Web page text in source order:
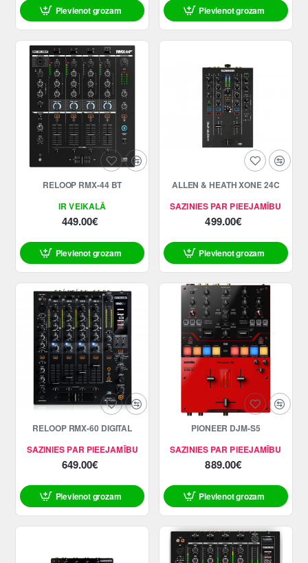
Pievienot grozam Pievienot grozam
IR VEIKALĀ
RELOOP RMX-44 BT
449.00€
Pievienot grozam
SAZINIES PAR PIEEJAMĪBU
ALLEN & HEATH XONE 24C
499.00€
Pievienot grozam
SAZINIES PAR PIEEJAMĪBU
RELOOP RMX-60 DIGITAL
649.00€
Pievienot grozam
SAZINIES PAR PIEEJAMĪBU
PIONEER DJM-S5
889.00€
Pievienot grozam